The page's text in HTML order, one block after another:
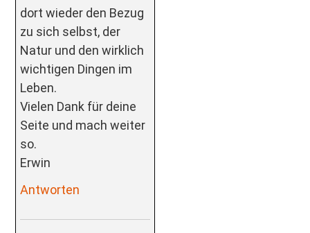
dort wieder den Bezug
zu sich selbst, der
Natur und den wirklich
wichtigen Dingen im
Leben.
Vielen Dank für deine
Seite und mach weiter
so.
Erwin
Antworten